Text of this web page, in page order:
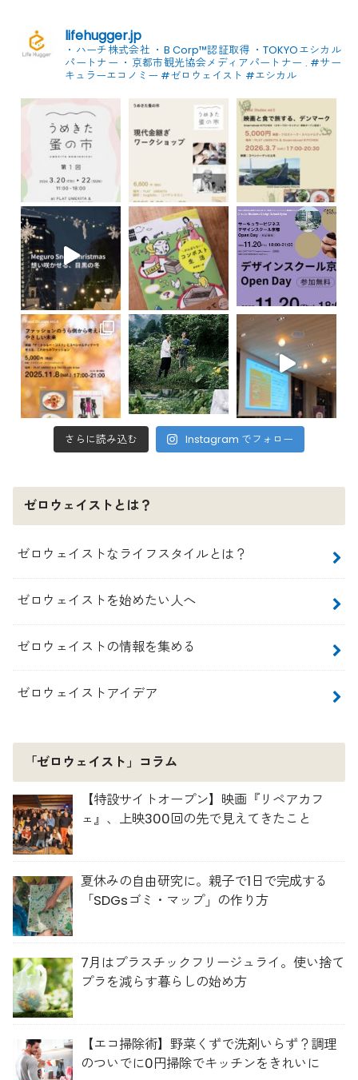
lifehugger.jp
・ハーチ株式会社 ・B Corp™認証取得 ・TOKYOエシカル
パートナー ・京都市観光協会メディアパートナー . #サー
キュラーエコノミー #ゼロウェイスト #エシカル
さらに読み込む Instagram でフォロー
ゼロウェイストとは？
ゼロウェイストなライフスタイルとは？
ゼロウェイストを始めたい人へ
ゼロウェイストの情報を集める
ゼロウェイストアイデア
「ゼロウェイスト」コラム
【特設サイトオープン】映画『リペアカフ
ェ』、上映300回の先で見えてきたこと
夏休みの自由研究に。親子で1日で完成する
「SDGsゴミ・マップ」の作り方
7月はプラスチックフリージュライ。使い捨て
プラを減らす暮らしの始め方
【エコ掃除術】野菜くずで洗剤いらず？調理
のついでに0円掃除でキッチンをきれいに